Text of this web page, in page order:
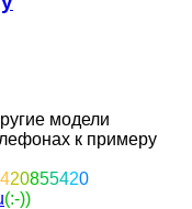
модели
к примеру
420855420
(:-))